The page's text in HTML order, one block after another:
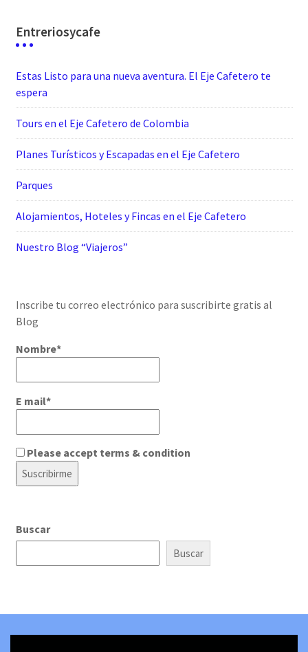
Entreriosycafe
Estas Listo para una nueva aventura. El Eje Cafetero te
espera
Tours en el Eje Cafetero de Colombia
Planes Turísticos y Escapadas en el Eje Cafetero
Parques
Alojamientos, Hoteles y Fincas en el Eje Cafetero
Nuestro Blog “Viajeros”
Inscribe tu correo electrónico para suscribirte gratis al
Blog
Nombre*
E mail*
Please accept terms & condition
Buscar
Buscar